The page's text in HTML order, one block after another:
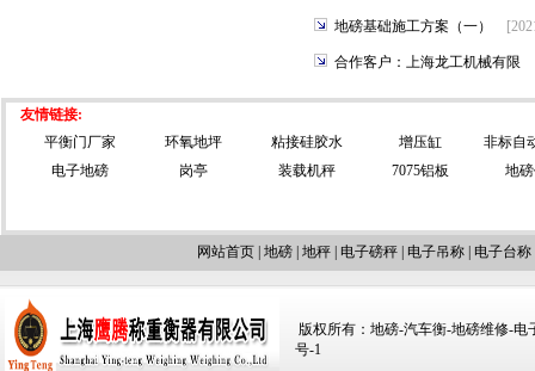
地磅基础施工方案（一）
合作客户：上海龙工机械有限
友情链接:
平衡门厂家
环氧地坪 粘接硅胶水 增压缸
非标自
电子地磅
岗亭 装载机秤 7075铝板 地
网站首页 地磅 地秤 电子磅秤 电子吊称 电子台称
版权所有：地磅-汽车衡-地磅维修-电
号-1